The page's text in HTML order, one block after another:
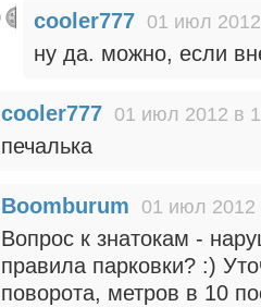
cooler777 01 июл
ну да. можно, если
cooler777 01 июл 2012 в
печалька
Boomburum 01 июл 2012
Вопрос к знатокам -
правила парковки? :)
поворота, метров в 10